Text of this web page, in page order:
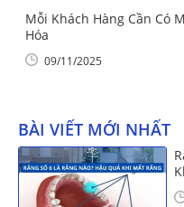
Mỗi Khách Hàng Cần Có
Hóa
09/11/2025
BÀI VIẾT MỚI NHẤT